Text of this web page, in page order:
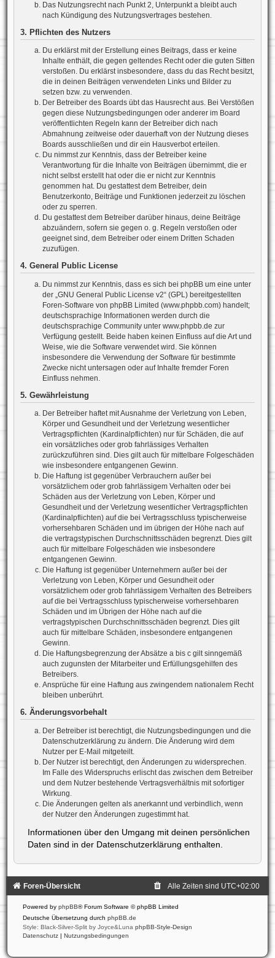
Das Nutzungsrecht nach Punkt 2, Unterpunkt a bleibt auch
nach Kündigung des Nutzungsvertrages bestehen.
3. Pflichten des Nutzers
Du erklärst mit der Erstellung eines Beitrags, dass er keine
Inhalte enthält, die gegen geltendes Recht oder die guten Sitten
verstoßen. Du erklärst insbesondere, dass du das Recht besitzt,
die in deinen Beiträgen verwendeten Links und Bilder zu
setzen bzw. zu verwenden.
Der Betreiber des Boards übt das Hausrecht aus. Bei Verstößen
gegen diese Nutzungsbedingungen oder anderer im Board
veröffentlichten Regeln kann der Betreiber dich nach
Abmahnung zeitweise oder dauerhaft von der Nutzung dieses
Boards ausschließen und dir ein Hausverbot erteilen.
Du nimmst zur Kenntnis, dass der Betreiber keine
Verantwortung für die Inhalte von Beiträgen übernimmt, die er
nicht selbst erstellt hat oder die er nicht zur Kenntnis
genommen hat. Du gestattest dem Betreiber, dein
Benutzerkonto, Beiträge und Funktionen jederzeit zu löschen
oder zu sperren.
Du gestattest dem Betreiber darüber hinaus, deine Beiträge
abzuändern, sofern sie gegen o. g. Regeln verstoßen oder
geeignet sind, dem Betreiber oder einem Dritten Schaden
zuzufügen.
4. General Public License
Du nimmst zur Kenntnis, dass es sich bei phpBB um eine unter
der „GNU General Public License v2“ (GPL) bereitgestellten
Foren-Software von phpBB Limited (www.phpbb.com) handelt;
deutschsprachige Informationen werden durch die
deutschsprachige Community unter www.phpbb.de zur
Verfügung gestellt. Beide haben keinen Einfluss auf die Art und
Weise, wie die Software verwendet wird. Sie können
insbesondere die Verwendung der Software für bestimmte
Zwecke nicht untersagen oder auf Inhalte fremder Foren
Einfluss nehmen.
5. Gewährleistung
Der Betreiber haftet mit Ausnahme der Verletzung von Leben,
Körper und Gesundheit und der Verletzung wesentlicher
Vertragspflichten (Kardinalpflichten) nur für Schäden, die auf
ein vorsätzliches oder grob fahrlässiges Verhalten
zurückzuführen sind. Dies gilt auch für mittelbare Folgeschäden
wie insbesondere entgangenen Gewinn.
Die Haftung ist gegenüber Verbrauchern außer bei
vorsätzlichem oder grob fahrlässigem Verhalten oder bei
Schäden aus der Verletzung von Leben, Körper und
Gesundheit und der Verletzung wesentlicher Vertragspflichten
(Kardinalpflichten) auf die bei Vertragsschluss typischerweise
vorhersehbaren Schäden und im übrigen der Höhe nach auf
die vertragstypischen Durchschnittsschäden begrenzt. Dies gilt
auch für mittelbare Folgeschäden wie insbesondere
entgangenen Gewinn.
Die Haftung ist gegenüber Unternehmern außer bei der
Verletzung von Leben, Körper und Gesundheit oder
vorsätzlichem oder grob fahrlässigem Verhalten des Betreibers
auf die bei Vertragsschluss typischerweise vorhersehbaren
Schäden und im Übrigen der Höhe nach auf die
vertragstypischen Durchschnittsschäden begrenzt. Dies gilt
auch für mittelbare Schäden, insbesondere entgangenen
Gewinn.
Die Haftungsbegrenzung der Absätze a bis c gilt sinngemäß
auch zugunsten der Mitarbeiter und Erfüllungsgehilfen des
Betreibers.
Ansprüche für eine Haftung aus zwingendem nationalem Recht
bleiben unberührt.
6. Änderungsvorbehalt
Der Betreiber ist berechtigt, die Nutzungsbedingungen und die
Datenschutzerklärung zu ändern. Die Änderung wird dem
Nutzer per E-Mail mitgeteilt.
Der Nutzer ist berechtigt, den Änderungen zu widersprechen.
Im Falle des Widerspruchs erlischt das zwischen dem Betreiber
und dem Nutzer bestehende Vertragsverhältnis mit sofortiger
Wirkung.
Die Änderungen gelten als anerkannt und verbindlich, wenn
der Nutzer den Änderungen zugestimmt hat.
Informationen über den Umgang mit deinen persönlichen
Daten sind in der Datenschutzerklärung enthalten.
Foren-Übersicht Alle Zeiten sind UTC+02:00
Powered by phpBB® Forum Software © phpBB Limited
Deutsche Übersetzung durch phpBB.de
Style: Black-Silver-Split by Joyce&Luna phpBB-Style-Design
Datenschutz | Nutzungsbedingungen